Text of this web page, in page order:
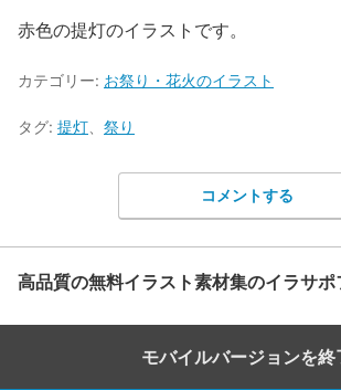
赤色の提灯のイラストです。
カテゴリー: お祭り・花火のイラスト
タグ: 提灯 祭り
コメントする
高品質の無料イラスト素材集のイラサポ
モバイルバージョンを終